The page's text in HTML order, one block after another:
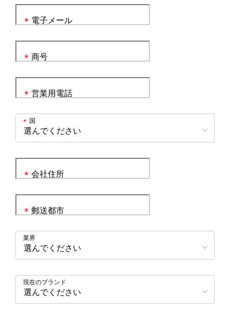
電子メール
*
商号
*
営業用電話
*
国
*
会社住所
*
郵送都市
*
業界
現在のブランド